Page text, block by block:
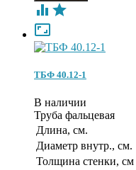
 

ТБФ 40.12-1
В наличии
Труба фальцевая
Длина, см.
Диаметр внутр., см.
Толщина стенки, см